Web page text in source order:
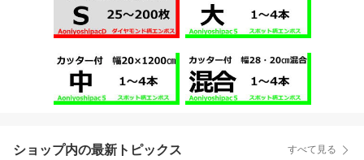
ショップ内の最新トピックス すべて見る